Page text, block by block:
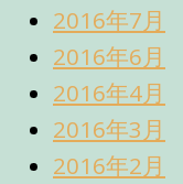
2016年7月
2016年6月
2016年4月
2016年3月
2016年2月